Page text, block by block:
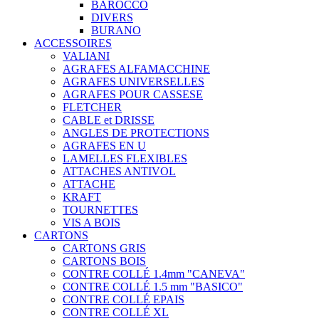
BAROCCO
DIVERS
BURANO
ACCESSOIRES
VALIANI
AGRAFES ALFAMACCHINE
AGRAFES UNIVERSELLES
AGRAFES POUR CASSESE
FLETCHER
CABLE et DRISSE
ANGLES DE PROTECTIONS
AGRAFES EN U
LAMELLES FLEXIBLES
ATTACHES ANTIVOL
ATTACHE
KRAFT
TOURNETTES
VIS A BOIS
CARTONS
CARTONS GRIS
CARTONS BOIS
CONTRE COLLÉ 1.4mm "CANEVA"
CONTRE COLLÉ 1.5 mm "BASICO"
CONTRE COLLÉ EPAIS
CONTRE COLLÉ XL